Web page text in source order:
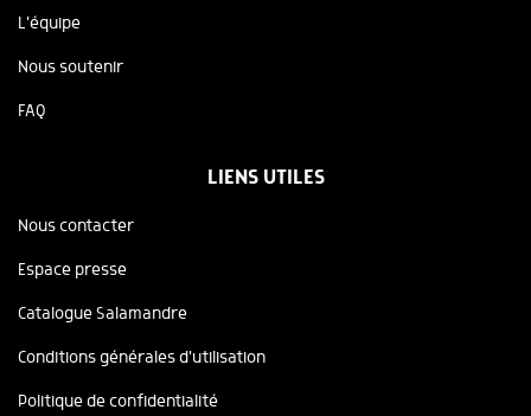
L'équipe
Nous soutenir
FAQ
LIENS UTILES
Nous contacter
Espace presse
Catalogue Salamandre
Conditions générales d'utilisation
Politique de confidentialité